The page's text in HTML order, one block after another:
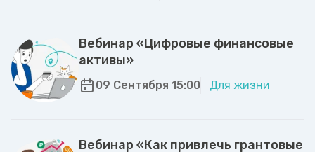
Вебинар «Цифровые финансовые
активы»
09 Сентября 15:00 Для жизни
Вебинар «Как привлечь грантовые